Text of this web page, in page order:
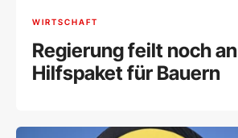
WIRTSCHAFT
Regierung feilt noch an
Hilfspaket für Bauern